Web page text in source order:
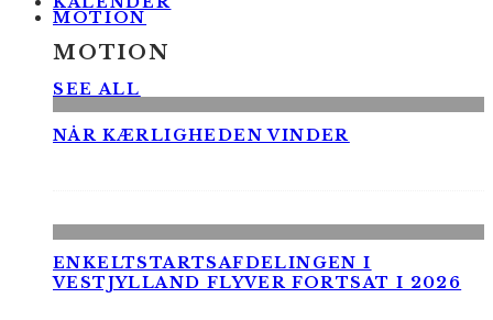
MOTION
MOTION
SEE ALL
NÅR KÆRLIGHEDEN VINDER
ENKELTSTARTSAFDELINGEN I
VESTJYLLAND FLYVER FORTSAT I 2026